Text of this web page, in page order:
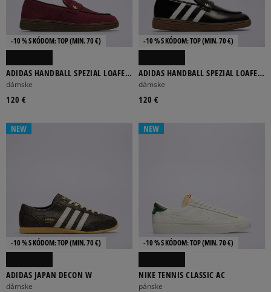
-10 % S KÓDOM: TOP (MIN. 70 €)
ADIDAS HANDBALL SPEZIAL LOAFER
W
dámske
120 €
-10 % S KÓDOM: TOP (MIN. 70 €)
ADIDAS HANDBALL SPEZIAL LOAFER
W
dámske
120 €
NEW
-10 % S KÓDOM: TOP (MIN. 70 €)
ADIDAS JAPAN DECON W
dámske
NEW
-10 % S KÓDOM: TOP (MIN. 70 €)
NIKE TENNIS CLASSIC AC
pánske